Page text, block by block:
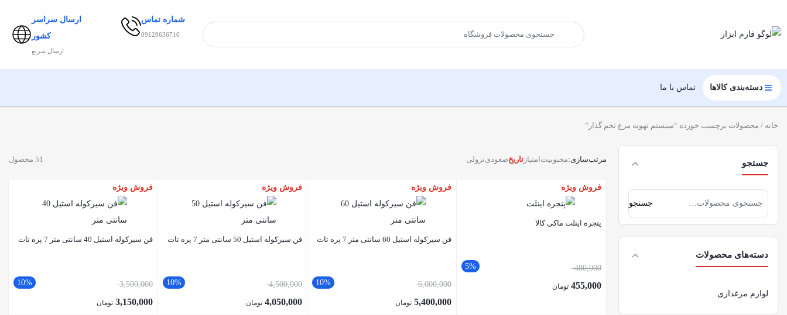
شماره تماس
09129636710
ارسال سراسر
کشور
ارسال سریع
دسته‌بندی کالاها تماس با ما
خانه / محصولات برچسب خورده “سیستم تهویه مرغ تخم گذار”
جستجو
جستجو
دسته‌های محصولات
لوازم مرغداری
51 محصول مرتب‌سازی:محبوبیت امتیازتاریخصعودینزولی
فروش ویژه
پنجره اینلت ماکی کالا
5% 480,000
455,000 تومان
فروش ویژه
فن سیرکوله استیل 60 سانتی متر 7 پره تات
10% 6,000,000
5,400,000 تومان
فروش ویژه
فن سیرکوله استیل 50 سانتی متر 7 پره تات
10% 4,500,000
4,050,000 تومان
فروش ویژه
فن سیرکوله استیل 40 سانتی متر 7 پره تات
10% 3,500,000
3,150,000 تومان